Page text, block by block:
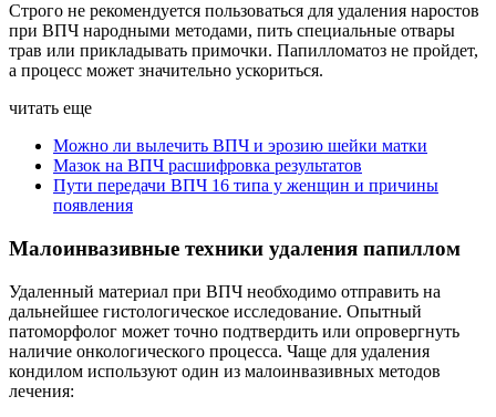
Строго не рекомендуется пользоваться для удаления наростов
при ВПЧ народными методами, пить специальные отвары
трав или прикладывать примочки. Папилломатоз не пройдет,
а процесс может значительно ускориться.
читать еще
Можно ли вылечить ВПЧ и эрозию шейки матки
Мазок на ВПЧ расшифровка результатов
Пути передачи ВПЧ 16 типа у женщин и причины
появления
Малоинвазивные техники удаления папиллом
Удаленный материал при ВПЧ необходимо отправить на
дальнейшее гистологическое исследование. Опытный
патоморфолог может точно подтвердить или опровергнуть
наличие онкологического процесса. Чаще для удаления
кондилом используют один из малоинвазивных методов
лечения: